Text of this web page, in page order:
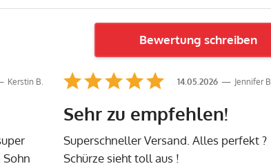
Bewertung schreiben
Kerstin B.
Sohn
Jennifer B.
14.05.2026
Sehr zu empfehlen!
Superschneller Versand. Alles perfekt ?
Schürze sieht toll aus !